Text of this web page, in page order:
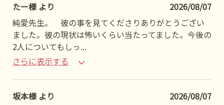
たー様 より
2026/08/07
純愛先生。 彼の事を見てくださりありがとうござい
ました。彼の現状は怖いくらい当たってました。今後の
2人についてもしっ...
さらに表示する
坂本様 より
2026/08/07